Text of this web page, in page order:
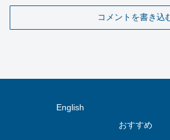
コメントを書き込
English
おすすめ